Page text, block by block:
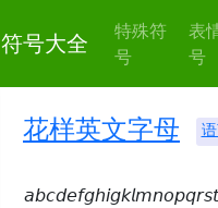
符号大全
特殊符
号
表
号
花样英文字母